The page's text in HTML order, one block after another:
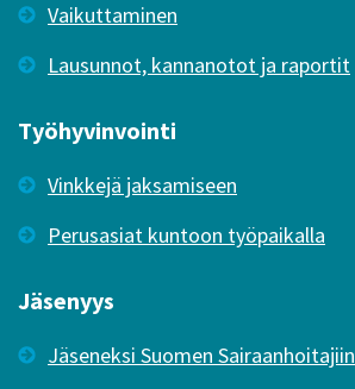
Vaikuttaminen
Lausunnot, kannanotot ja raportit
Työhyvinvointi
Vinkkejä jaksamiseen
Perusasiat kuntoon työpaikalla
Jäsenyys
Jäseneksi Suomen Sairaanhoitajiin